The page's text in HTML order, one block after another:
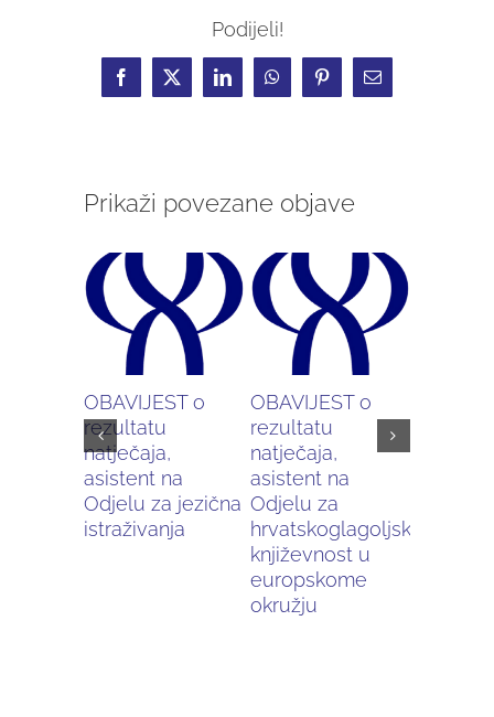
Podijeli!
Facebook
X LinkedInWhatsAppPinterestEmail:
Prikaži povezane objave
OBAVIJEST o
rezultatu
natječaja,
asistent na
Odjelu za jezična
istraživanja
OBAVIJEST o
rezultatu
natječaja,
asistent na
Odjelu za
hrvatskoglagoljsku
književnost u
europskome
okružju